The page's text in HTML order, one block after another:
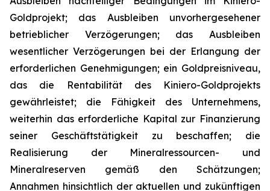
Goldprojekt; das Ausbleiben unvorhergesehener
betrieblicher Verzögerungen; das Ausbleiben
wesentlicher Verzögerungen bei der Erlangung der
erforderlichen Genehmigungen; ein Goldpreisniveau,
das die Rentabilität des Kiniero-Goldprojekts
gewährleistet; die Fähigkeit des Unternehmens,
weiterhin das erforderliche Kapital zur Finanzierung
seiner Geschäftstätigkeit zu beschaffen; die
Realisierung der Mineralressourcen- und
Mineralreserven gemäß den Schätzungen;
Annahmen hinsichtlich der aktuellen und zukünftigen